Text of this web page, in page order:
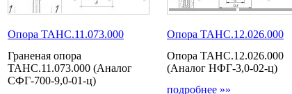
Опора ТАНС.11.073.000
Граненая опора
ТАНС.11.073.000 (Аналог
СФГ-700-9,0-01-ц)
Опора ТАНС.12.026.000
Опора ТАНС.12.026.000
(Аналог НФГ-3,0-02-ц)
подробнее »»